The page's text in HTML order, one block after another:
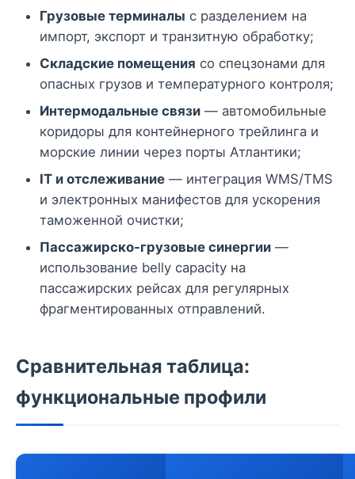
Грузовые терминалы с разделением на
импорт, экспорт и транзитную обработку;
Складские помещения со спецзонами для
опасных грузов и температурного контроля;
Интермодальные связи — автомобильные
коридоры для контейнерного трейлинга и
морские линии через порты Атлантики;
IT и отслеживание — интеграция WMS/TMS
и электронных манифестов для ускорения
таможенной очистки;
Пассажирско-грузовые синергии —
использование belly capacity на
пассажирских рейсах для регулярных
фрагментированных отправлений.
Сравнительная таблица:
функциональные профили